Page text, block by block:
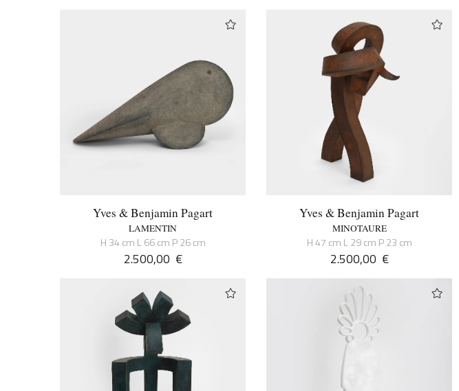
Yves & Benjamin Pagart
LAMENTIN
H 34 cm L 66 cm P 26 cm
2.500,00 €
Yves & Benjamin Pagart
MINOTAURE
H 47 cm L 29 cm P 23 cm
2.500,00 €